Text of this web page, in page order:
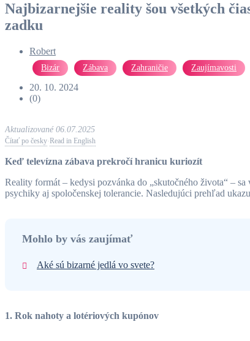
Najbizarnejšie reality šou všetkých
zadku
Robert
Bizár Zábava Zahraničie Zaujímavosti
20. 10. 2024
(0)
Aktualizované 06.07.2025
Čítať po česky·Read in English
Keď televízna zábava prekročí hranicu kuriozít
Reality formát – kedysi pozvánka do „skutočného života“ –
psychiky aj spoločenskej tolerancie. Nasledujúci prehľad
Mohlo by vás zaujímať
Aké sú bizarné jedlá vo svete?
1. Rok nahoty a lotériových kupónov